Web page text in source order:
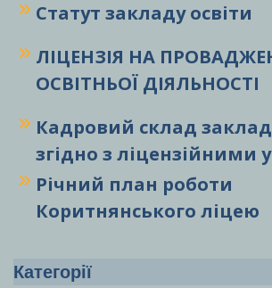
Статут закладу освіти
ЛІЦЕНЗІЯ НА
ОСВІТНЬОЇ ДІЯЛЬНОСТІ
Кадровий склад
згідно з ліцензійними
Річний план роботи
Коритнянського ліцею
Категорії